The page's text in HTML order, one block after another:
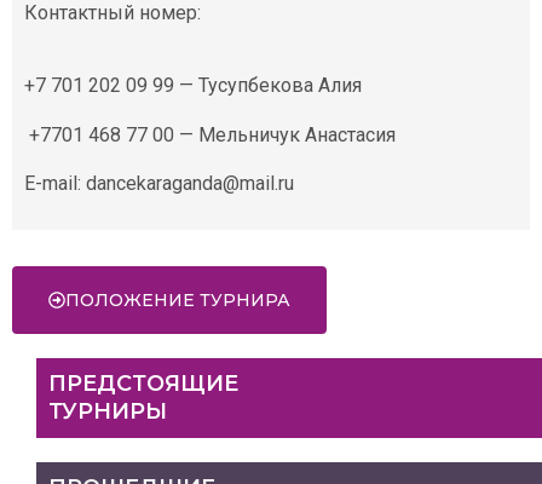
Контактный номер:
+7 701 202 09 99 — Тусупбекова Алия
+7701 468 77 00 — Мельничук Анастасия
E-mail: dancekaraganda@mail.ru
ПОЛОЖЕНИЕ ТУРНИРА
ПРЕДСТОЯЩИЕ
ТУРНИРЫ